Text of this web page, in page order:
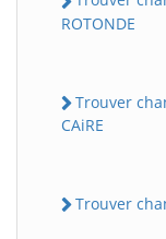
ROTONDE
Trouver
CAiRE
Trouver